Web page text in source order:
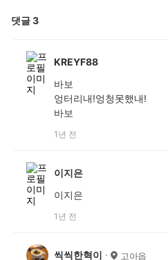
댓글3
KREYF88
바보
엉터리내!엉청못했내!
바보
1년 전
이지은
이지은
1년 전
씩씩한혁이 고아읍